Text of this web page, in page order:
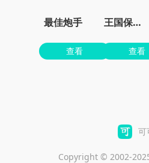
最佳炮手
查看
王国保卫战4最新dlc下载
查看
可
Copyright © 2002-